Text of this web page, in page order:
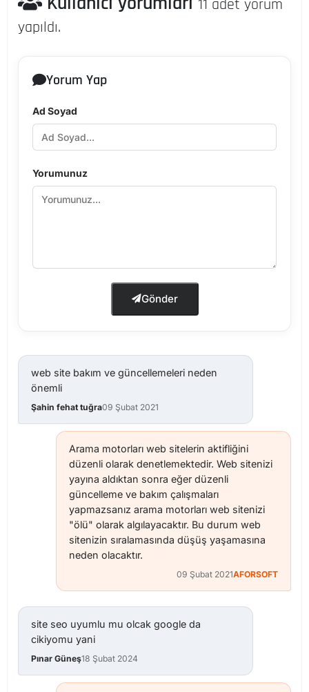
11 adet yorum
yapıldı.
Yorum Yap
Ad Soyad
Yorumunuz
Gönder
web site bakım ve güncellemeleri neden
önemli
Şahin fehat tuğra09 Şubat 2021
Arama motorları web sitelerin aktifliğini
düzenli olarak denetlemektedir. Web sitenizi
yayına aldıktan sonra eğer düzenli
güncelleme ve bakım çalışmaları
yapmazsanız arama motorları web sitenizi
"ölü" olarak algılayacaktır. Bu durum web
sitenizin sıralamasında düşüş yaşamasına
neden olacaktır.
09 Şubat 2021AFORSOFT
site seo uyumlu mu olcak google da
cikiyomu yani
Pınar Güneş18 Şubat 2024